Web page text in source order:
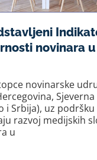
novinara u
novinarske
i Srbija), uz
razvoj medijskih
u